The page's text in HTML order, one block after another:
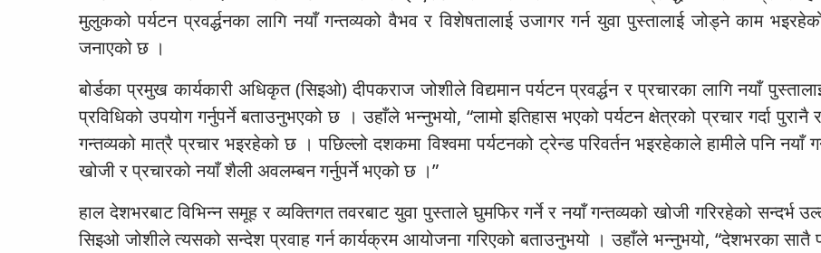
मुलुकको पर्यटन प्रवर्द्धनका लागि नयाँ गन्तव्यको वैभव र विशेषतालाई उजागर गर्न युवा पुस्तालाई जोड्ने काम
जनाएको छ ।
बोर्डका प्रमुख कार्यकारी अधिकृत (सिइओ) दीपकराज जोशीले विद्यमान पर्यटन प्रवर्द्धन र प्रचारका लागि नयाँ
प्रविधिको उपयोग गर्नुपर्ने बताउनुभएको छ । उहाँले भन्नुभयो, “लामो इतिहास भएको पर्यटन क्षेत्रको प्रचार गर्दा पुरानै
गन्तव्यको मात्रै प्रचार भइरहेको छ । पछिल्लो दशकमा विश्वमा पर्यटनको ट्रेन्ड परिवर्तन भइरहेकाले हामीले पनि नयाँ
खोजी र प्रचारको नयाँ शैली अवलम्बन गर्नुपर्ने भएको छ ।”
हाल देशभरबाट विभिन्न समूह र व्यक्तिगत तवरबाट युवा पुस्ताले घुमफिर गर्ने र नयाँ गन्तव्यको खोजी गरिरहेको सन्दर्भ
सिइओ जोशीले त्यसको सन्देश प्रवाह गर्न कार्यक्रम आयोजना गरिएको बताउनुभयो । उहाँले भन्नुभयो, “देशभरका सातै